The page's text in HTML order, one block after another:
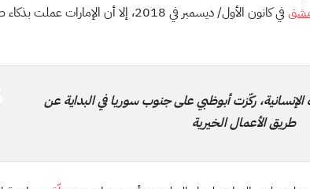
في كانون الأول/ ديسمبر في 2018، إلا أن الإمارات
ركّزت أبوظبي على جنوب سوريا في البداية عن
طريق الأعمال الخيرية